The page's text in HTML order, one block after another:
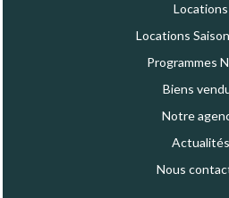
Locations
Locations
Programmes
Biens
Notre
Actualités
Nous